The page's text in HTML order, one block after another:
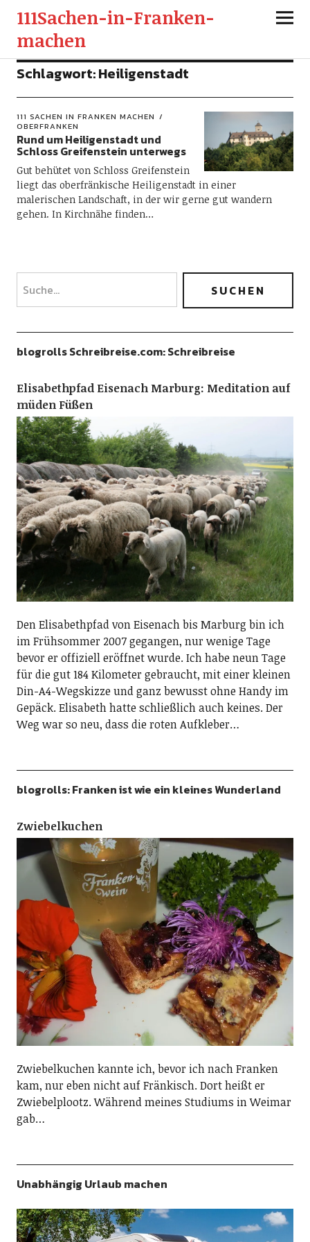
111Sachen-in-Franken-
machen
Schlagwort:Heiligenstadt
111 SACHEN IN FRANKEN MACHEN
OBERFRANKEN
Rund um Heiligenstadt und
Schloss Greifenstein unterwegs
Gut behütet von Schloss Greifenstein
liegt das oberfränkische Heiligenstadt in einer
malerischen Landschaft, in der wir gerne gut wandern
gehen. In Kirchnähe finden…
blogrolls Schreibreise.com: Schreibreise
Elisabethpfad Eisenach Marburg: Meditation auf
müden Füßen
Den Elisabethpfad von Eisenach bis Marburg bin ich
im Frühsommer 2007 gegangen, nur wenige Tage
bevor er offiziell eröffnet wurde. Ich habe neun Tage
für die gut 184 Kilometer gebraucht, mit einer kleinen
Din-A4-Wegskizze und ganz bewusst ohne Handy im
Gepäck. Elisabeth hatte schließlich auch keines. Der
Weg war so neu, dass die roten Aufkleber…
blogrolls: Franken ist wie ein kleines Wunderland
Zwiebelkuchen
Zwiebelkuchen kannte ich, bevor ich nach Franken
kam, nur eben nicht auf Fränkisch. Dort heißt er
Zwiebelplootz. Während meines Studiums in Weimar
gab…
Unabhängig Urlaub machen